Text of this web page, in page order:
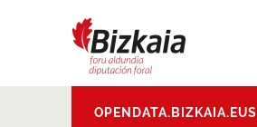
Aldundia.Diputacion
OPENDATA.BIZKAIA.EUS